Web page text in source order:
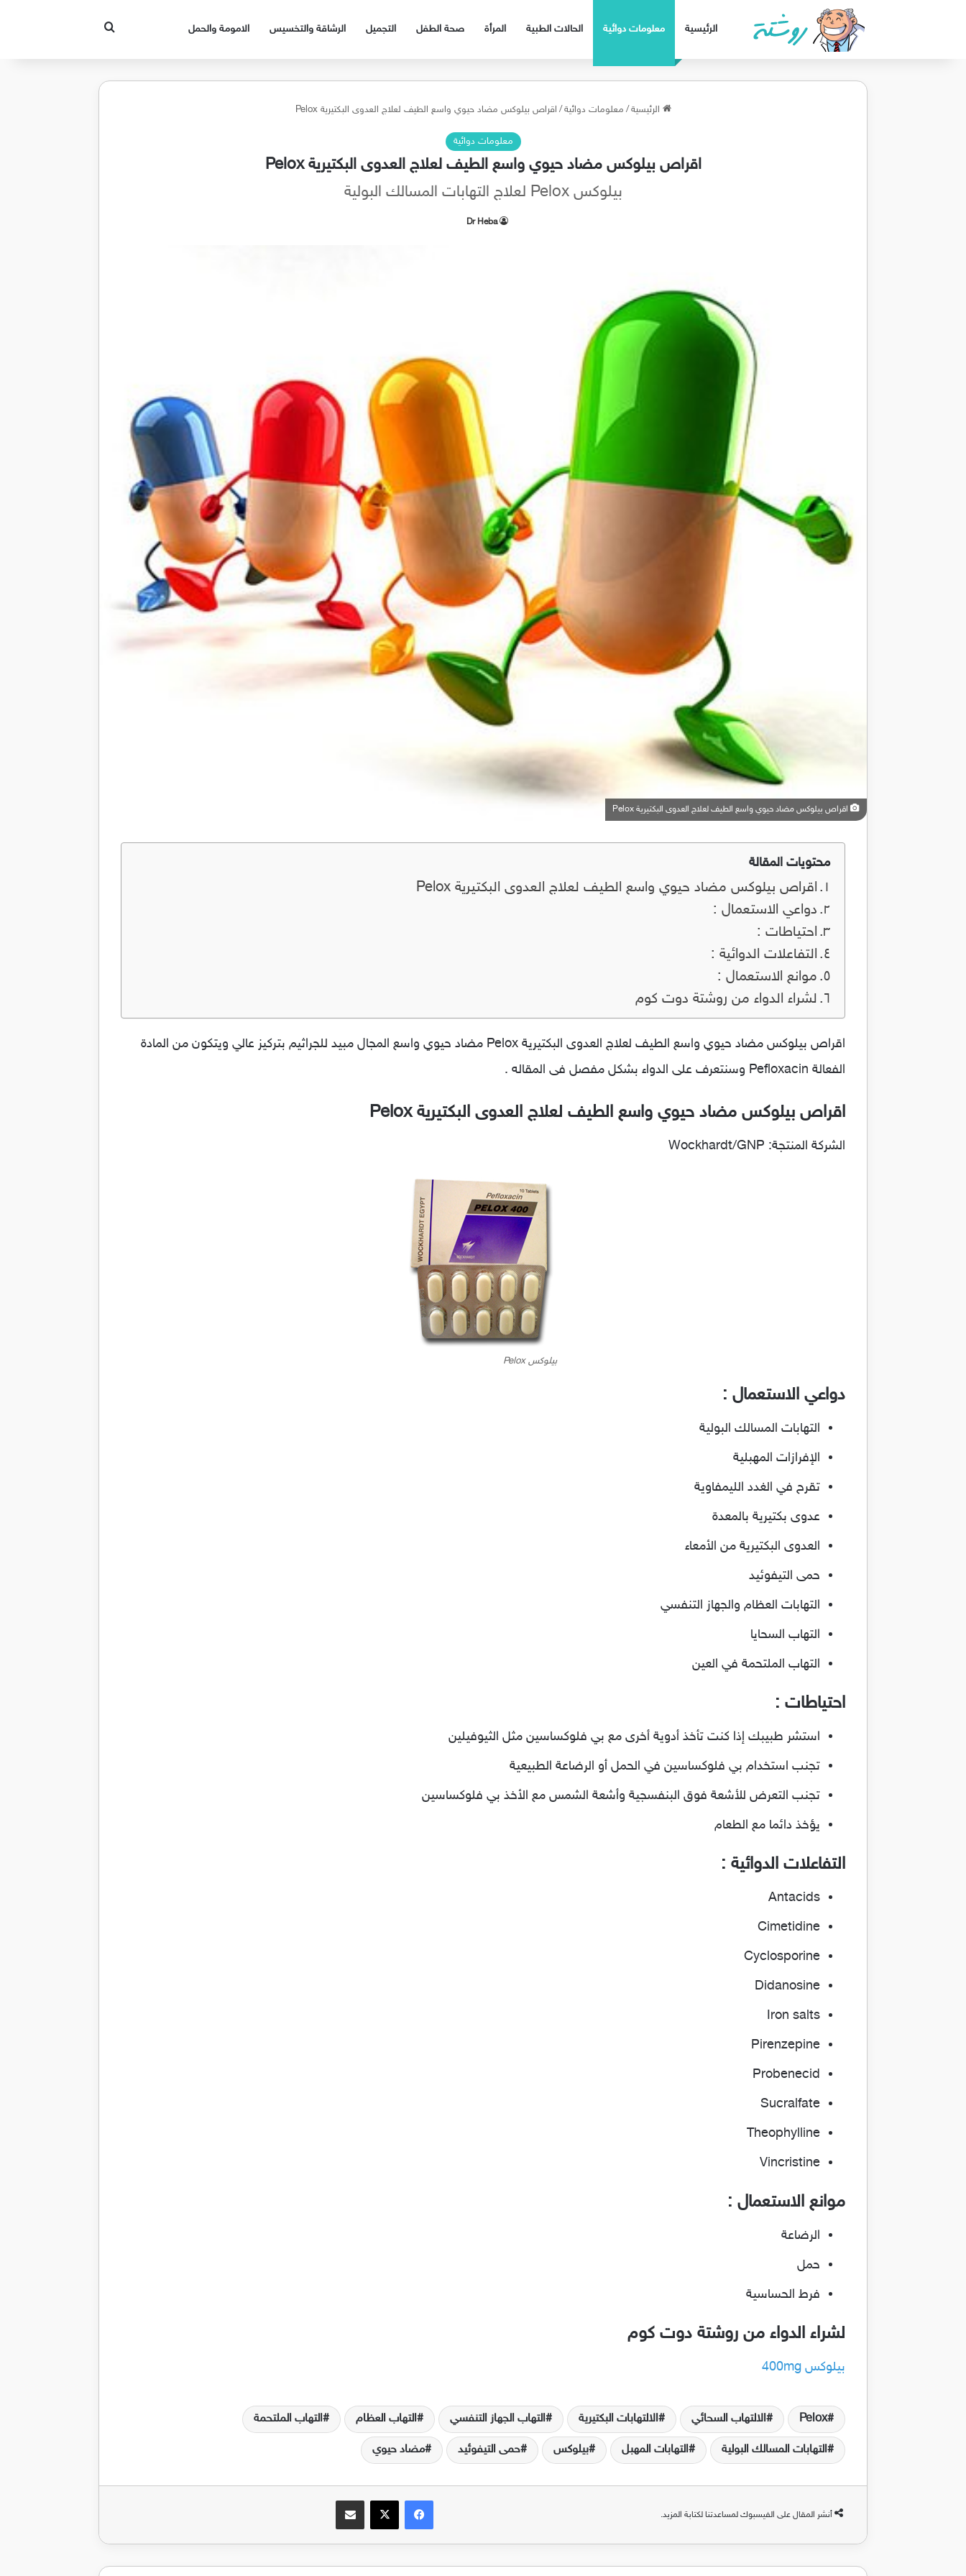
الرئيسية معلومات دوائية الحالات الطبية المرأة صحة الطفل التجميل الرشاقة والتخسيس الامومة والحمل
الرئيسية / معلومات دوائية / اقراص بيلوكس مضاد حيوي واسع الطيف لعلاج العدوى البكتيرية Pelox
معلومات دوائية
اقراص بيلوكس مضاد حيوي واسع الطيف لعلاج العدوى البكتيرية Pelox
بيلوكس Pelox لعلاج التهابات المسالك البولية
Dr Heba
اقراص بيلوكس مضاد حيوي واسع الطيف لعلاج العدوى البكتيرية Pelox
محتويات المقالة
اقراص بيلوكس مضاد حيوي واسع الطيف لعلاج العدوى البكتيرية Pelox
دواعي الاستعمال :
احتياطات :
التفاعلات الدوائية :
موانع الاستعمال :
لشراء الدواء من روشتة دوت كوم
اقراص بيلوكس مضاد حيوي واسع الطيف لعلاج العدوى البكتيرية Pelox مضاد حيوي واسع المجال مبيد للجراثيم بتركيز عالي ويتكون من المادة
الفعالة Pefloxacin وسنتعرف على الدواء بشكل مفصل فى المقاله .
اقراص بيلوكس مضاد حيوي واسع الطيف لعلاج العدوى البكتيرية Pelox
الشركة المنتجة: Wockhardt/GNP
بيلوكس Pelox
دواعي الاستعمال :
التهابات المسالك البولية
الإفرازات المهبلية
تقرح في الغدد الليمفاوية
عدوى بكتيرية بالمعدة
العدوى البكتيرية من الأمعاء
حمى التيفوئيد
التهابات العظام والجهاز التنفسي
التهاب السحايا
التهاب الملتحمة في العين
احتياطات :
استشر طبيبك إذا كنت تأخذ أدوية أخرى مع بي فلوكساسين مثل الثيوفيلين
تجنب استخدام بي فلوكساسين في الحمل أو الرضاعة الطبيعية
تجنب التعرض للأشعة فوق البنفسجية وأشعة الشمس مع الأخذ بي فلوكساسين
يؤخذ دائما مع الطعام
التفاعلات الدوائية :
Antacids
Cimetidine
Cyclosporine
Didanosine
Iron salts
Pirenzepine
Probenecid
Sucralfate
Theophylline
Vincristine
موانع الاستعمال :
الرضاعة
حمل
فرط الحساسية
لشراء الدواء من روشتة دوت كوم
بيلوكس 400mg
Pelox الالتهاب السحائي الالتهابات البكتيرية التهاب الجهاز التنفسي التهاب العظام التهاب الملتحمة
التهابات المسالك البولية التهابات المهبل بيلوكس حمى التيفوئيد مضاد حيوي
أنشر المقال على الفيسبوك لمساعدتنا لكتابة المزيد.
فيسبوك